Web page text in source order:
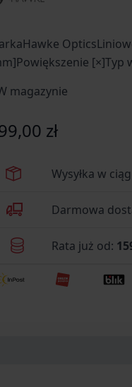
[×]Typ
[g]Średnica
zestawu
magazynie
zł
Wysyłka w
Darmowa
Rata już od: